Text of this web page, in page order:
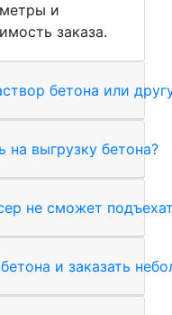
и
заказа.
бетона или
на выгрузку бетона?
не сможет
и заказать